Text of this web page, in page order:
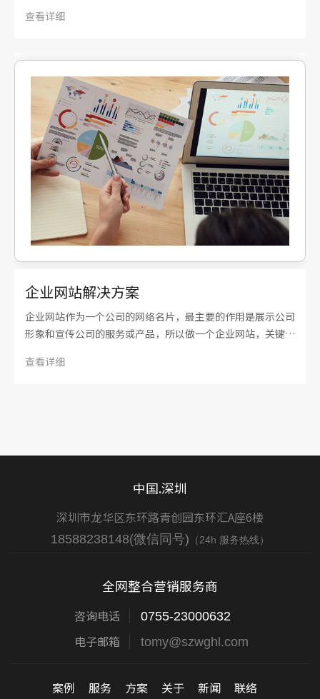
进同一个客户，并且都可以对同一个客户洽谈项目合作签订合
查看详细
企业网站解决方案
企业网站作为一个公司的网络名片，最主要的作用是展示公司
形象和宣传公司的服务或产品，所以做一个企业网站，关键在
点，需要做好网站的页面设计、方便的内容后台管理系统、对
查看详细
中国.深圳
深圳市龙华区东环路青创园东环汇A座6楼
18588238148(微信同号) （24h 服务热线）
全网整合营销服务商
咨询电话 0755-23000632
电子邮箱 tomy@szwghl.com
案例 服务 方案 关于 新闻 联络